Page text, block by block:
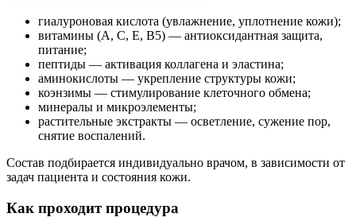
гиалуроновая кислота (увлажнение, уплотнение кожи);
витамины (A, C, E, B5) — антиоксидантная защита,
питание;
пептиды — активация коллагена и эластина;
аминокислоты — укрепление структуры кожи;
коэнзимы — стимулирование клеточного обмена;
минералы и микроэлементы;
растительные экстракты — осветление, сужение пор,
снятие воспалений.
Состав подбирается индивидуально врачом, в зависимости от
задач пациента и состояния кожи.
Как проходит процедура